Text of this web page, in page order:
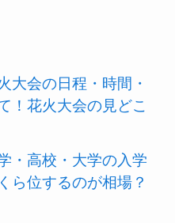
大会の日程・時間・
！花火大会の見どこ
・高校・大学の入学
ら位するのが相場？